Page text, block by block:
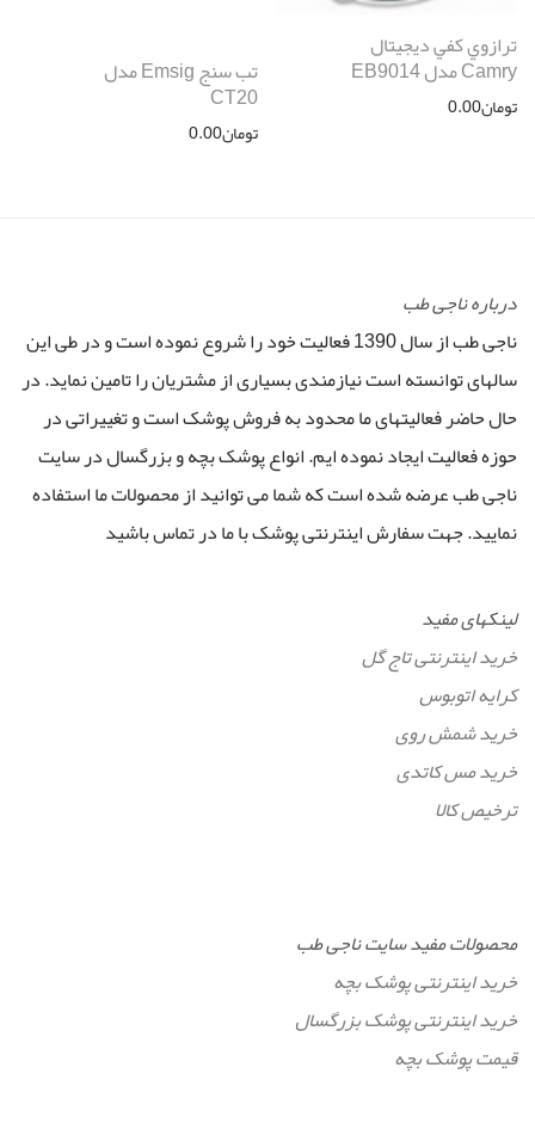
ترازوي كفي ديجيتال
Camry مدل EB9014
تومان0.00
تب سنج Emsig مدل
CT20
تومان0.00
درباره ناجی طب
ناجی طب از سال 1390 فعالیت خود را شروع نموده است و در طی این
سالهای توانسته است نیازمندی بسیاری از مشتریان را تامین نماید. در
حال حاضر فعالیتهای ما محدود به فروش پوشک است و تغییراتی در
حوزه فعالیت ایجاد نموده ایم. انواع پوشک بچه و بزرگسال در سایت
ناجی طب عرضه شده است که شما می توانید از محصولات ما استفاده
نمایید. جهت سفارش اینترنتی پوشک با ما در تماس باشید
لینکهای مفید
خرید اینترنتی تاج گل
کرایه اتوبوس
خرید شمش روی
خرید مس کاتدی
ترخیص کالا
محصولات مفید سایت ناجی طب
خرید اینترنتی پوشک بچه
خرید اینترنتی پوشک بزرگسال
قیمت پوشک بچه